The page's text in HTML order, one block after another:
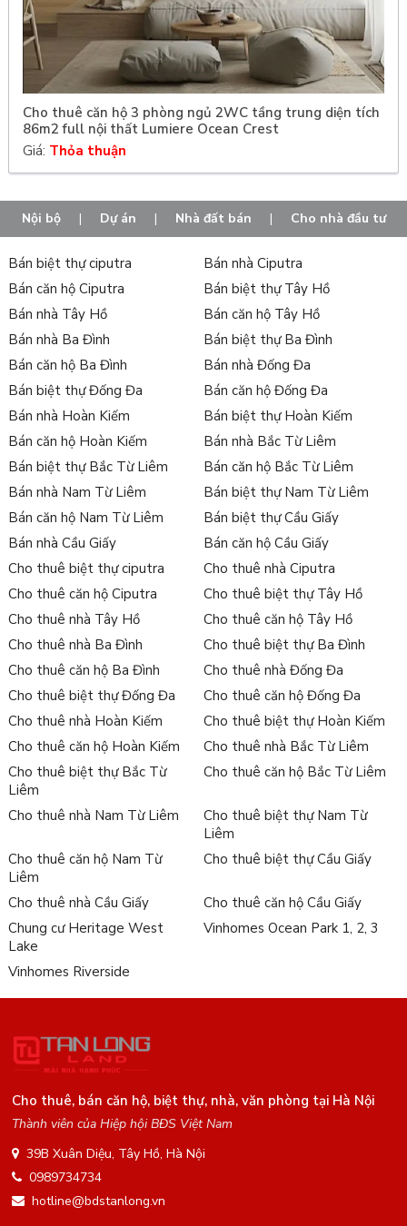
Cho thuê căn hộ 3 phòng ngủ 2WC tầng trung diện tích
86m2 full nội thất Lumiere Ocean Crest
Giá: Thỏa thuận
Nội bộ | Dự án | Nhà đất bán | Cho nhà đầu tư
Bán biệt thự ciputra
Bán nhà Ciputra
Bán căn hộ Ciputra
Bán biệt thự Tây Hồ
Bán nhà Tây Hồ
Bán căn hộ Tây Hồ
Bán nhà Ba Đình
Bán biệt thự Ba Đình
Bán căn hộ Ba Đình
Bán nhà Đống Đa
Bán biệt thự Đống Đa
Bán căn hộ Đống Đa
Bán nhà Hoàn Kiếm
Bán biệt thự Hoàn Kiếm
Bán căn hộ Hoàn Kiếm
Bán nhà Bắc Từ Liêm
Bán biệt thự Bắc Từ Liêm
Bán căn hộ Bắc Từ Liêm
Bán nhà Nam Từ Liêm
Bán biệt thự Nam Từ Liêm
Bán căn hộ Nam Từ Liêm
Bán biệt thự Cầu Giấy
Bán nhà Cầu Giấy
Bán căn hộ Cầu Giấy
Cho thuê biệt thự ciputra
Cho thuê nhà Ciputra
Cho thuê căn hộ Ciputra
Cho thuê biệt thự Tây Hồ
Cho thuê nhà Tây Hồ
Cho thuê căn hộ Tây Hồ
Cho thuê nhà Ba Đình
Cho thuê biệt thự Ba Đình
Cho thuê căn hộ Ba Đình
Cho thuê nhà Đống Đa
Cho thuê biệt thự Đống Đa
Cho thuê căn hộ Đống Đa
Cho thuê nhà Hoàn Kiếm
Cho thuê biệt thự Hoàn Kiếm
Cho thuê căn hộ Hoàn Kiếm
Cho thuê nhà Bắc Từ Liêm
Cho thuê biệt thự Bắc Từ
Liêm
Cho thuê căn hộ Bắc Từ Liêm
Cho thuê nhà Nam Từ Liêm
Cho thuê biệt thự Nam Từ
Liêm
Cho thuê căn hộ Nam Từ
Liêm
Cho thuê biệt thự Cầu Giấy
Cho thuê nhà Cầu Giấy
Cho thuê căn hộ Cầu Giấy
Chung cư Heritage West
Lake
Vinhomes Ocean Park 1, 2, 3
Vinhomes Riverside
Cho thuê, bán căn hộ, biệt thự, nhà, văn phòng tại Hà Nội
Thành viên của Hiệp hội BĐS Việt Nam
39B Xuân Diệu, Tây Hồ, Hà Nội
0989734734
hotline@bdstanlong.vn